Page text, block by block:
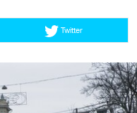
Twitter